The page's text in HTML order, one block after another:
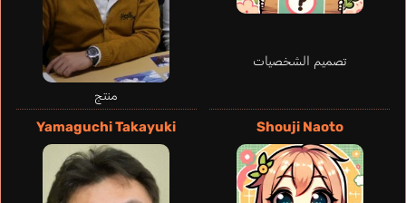
تصميم الشخصيات
منتج
Shouji Naoto
Yamaguchi Takayuki